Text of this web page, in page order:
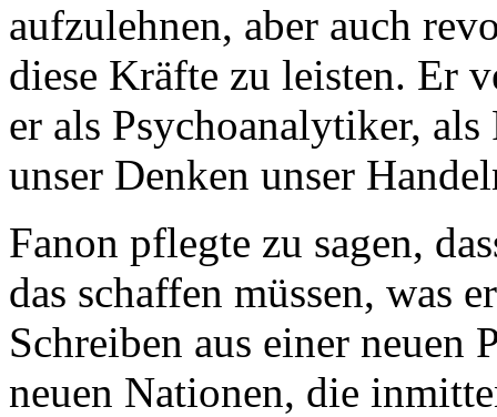
aufzulehnen, aber auch
diese Kräfte zu leisten. Er
er als Psychoanalytiker,
unser Denken unser
Fanon pflegte zu sagen,
das schaffen müssen, was
Schreiben aus einer neuen
neuen Nationen, die